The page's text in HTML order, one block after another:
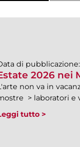
di pubblicazione:
2026 nei
non va in
> laboratori e
tutto >